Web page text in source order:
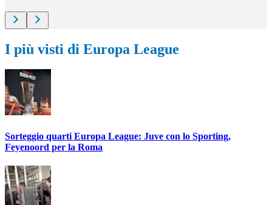
I più visti di Europa League
Sorteggio quarti Europa League: Juve con lo Sporting,
Feyenoord per la Roma